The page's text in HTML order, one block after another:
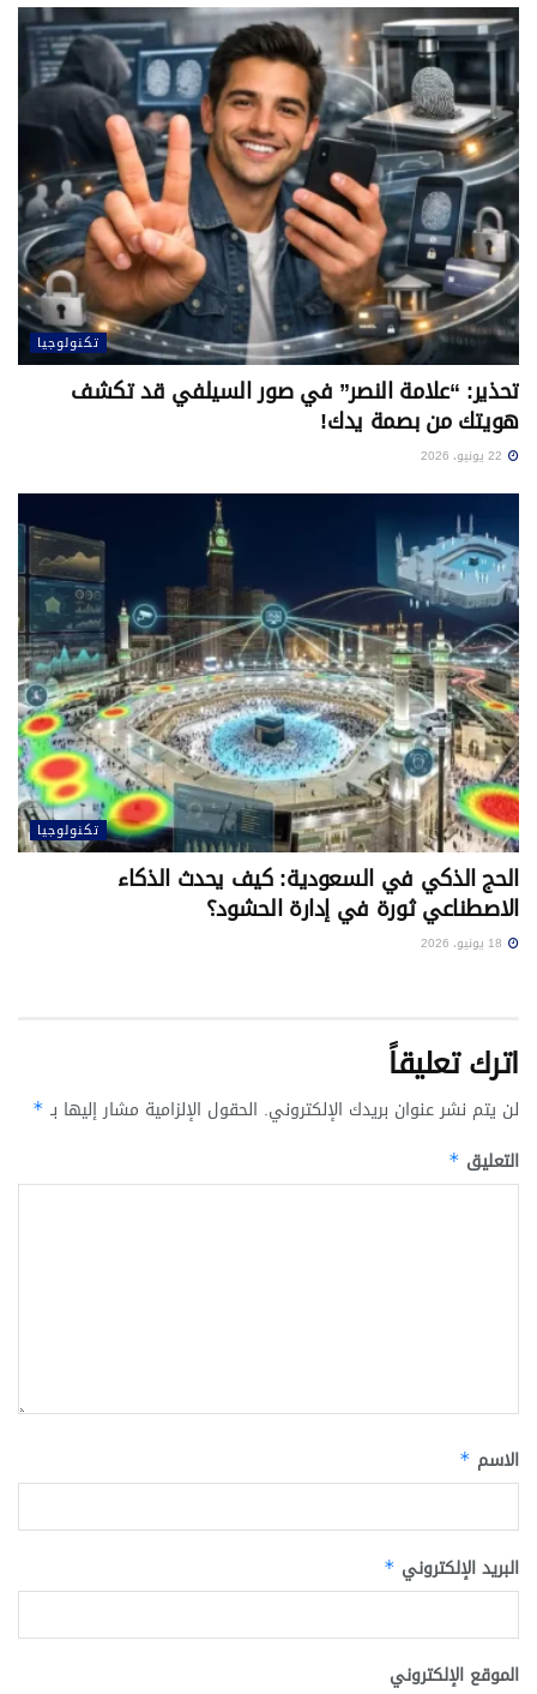
تكنولوجيا
تحذير: “علامة النصر” في صور السيلفي قد تكشف
هويتك من بصمة يدك!
تكنولوجيا
الحج الذكي في السعودية: كيف يحدث الذكاء
الاصطناعي ثورة في إدارة الحشود؟
اترك تعليقاً
لن يتم نشر عنوان بريدك الإلكتروني. الحقول الإلزامية مشار إليها بـ *
التعليق *
الاسم *
البريد الإلكتروني *
الموقع الإلكتروني